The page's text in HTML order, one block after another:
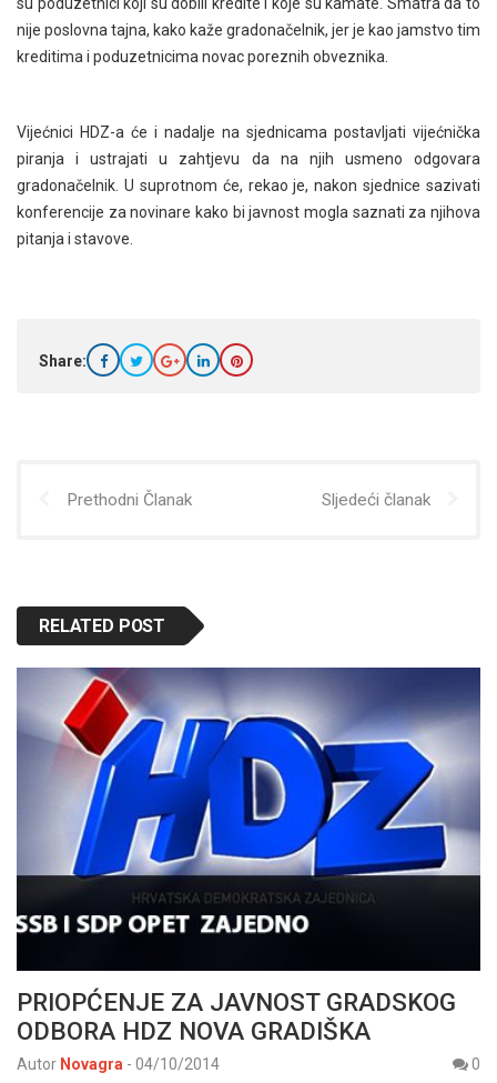
nije poslovna tajna, kako kaže gradonačelnik, jer je kao jamstvo tim
kreditima i poduzetnicima novac poreznih obveznika.
Vijećnici HDZ-a će i nadalje na sjednicama postavljati vijećnička
piranja i ustrajati u zahtjevu da na njih usmeno odgovara
gradonačelnik. U suprotnom će, rekao je, nakon sjednice sazivati
konferencije za novinare kako bi javnost mogla saznati za njihova
pitanja i stavove.
Share:
Prethodni Članak Sljedeći članak
RELATED POST
PRIOPĆENJE ZA JAVNOST GRADSKOG
ODBORA HDZ NOVA GRADIŠKA
Autor Novagra - 04/10/2014
0